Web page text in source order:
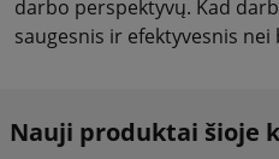
darbo perspektyvų. Kad
saugesnis ir efektyvesnis nei
Nauji produktai šioje